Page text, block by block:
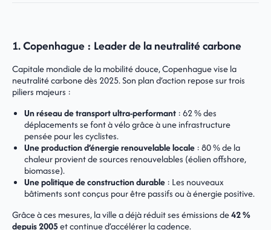
1. Copenhague : Leader de la neutralité carbone
Capitale mondiale de la mobilité douce, Copenhague vise la
neutralité carbone dès 2025. Son plan d’action repose sur trois
piliers majeurs :
Un réseau de transport ultra-performant : 62 % des
déplacements se font à vélo grâce à une infrastructure
pensée pour les cyclistes.
Une production d’énergie renouvelable locale : 80 % de la
chaleur provient de sources renouvelables (éolien offshore,
biomasse).
Une politique de construction durable : Les nouveaux
bâtiments sont conçus pour être passifs ou à énergie positive.
Grâce à ces mesures, la ville a déjà réduit ses émissions de42 %
depuis 2005et continue d’accélérer la cadence.